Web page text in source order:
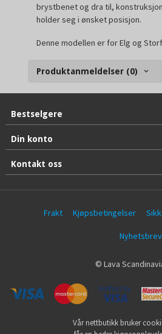
brystbenet og dra til,
holder seg i ønsket posisjon.
Denne modellen er for Elg og
Produktanmeldelser (0)
Bestselgere
Din konto
Kontakt oss
Frakt Kjøpsbetingelser
Nyhetsbrev
© Lava
Vår nettbutikk bruker